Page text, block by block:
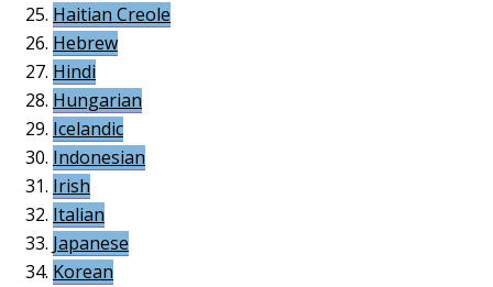
Haitian Creole
Hebrew
Hindi
Hungarian
Icelandic
Indonesian
Irish
Italian
Japanese
Korean